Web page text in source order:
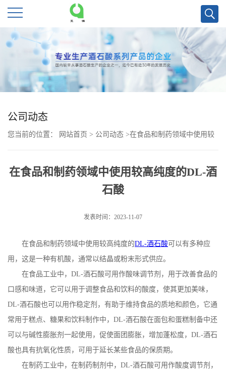
公
首
页
公
公
动
态
品
公司动态
您当前的位置： 网站首页 > 公司动态 >在食品和制药领域中使用较
在食品和制药领域中使用较高纯度的DL-酒
石酸
发表时间：2023-11-07
在食品和制药领域中使用较高纯度的DL-酒石酸可以有多种应
用，这是一种有机酸，通常以结晶或粉末形式供应。
在食品工业中， DL-酒石酸可用作酸味调节剂，用于改善食品的
口感和味道，它可以用于调整食品和饮料的酸度，使其更加美味，
DL-酒石酸也可以用作稳定剂，有助于维持食品的质地和颜色，它通
常用于糕点、糖果和饮料制作中， DL-酒石酸在面包和蛋糕制备中还
可以与碱性膨胀剂一起使用，促使面团膨胀，增加蓬松度， DL-酒石
酸也具有抗氧化性质，可用于延长某些食品的保质期。
在制药工业中，在制药制剂中， DL-酒石酸可用作酸度调节剂，